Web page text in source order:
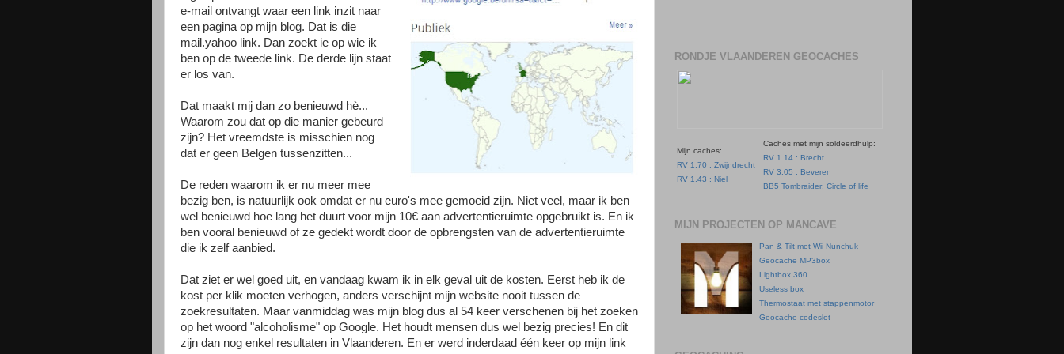
e-mail ontvangt waar een link inzit naar
een pagina op mijn blog. Dat is die
mail.yahoo link. Dan zoekt ie op wie ik
ben op de tweede link. De derde lijn staat
er los van.
Dat maakt mij dan zo benieuwd hè...
Waarom zou dat op die manier gebeurd
zijn? Het vreemdste is misschien nog
dat er geen Belgen tussenzitten...
De reden waarom ik er nu meer mee
bezig ben, is natuurlijk ook omdat er nu euro's mee gemoeid zijn. Niet veel, maar ik ben
wel benieuwd hoe lang het duurt voor mijn 10€ aan advertentieruimte opgebruikt is. En ik
ben vooral benieuwd of ze gedekt wordt door de opbrengsten van de advertentieruimte
die ik zelf aanbied.
Dat ziet er wel goed uit, en vandaag kwam ik in elk geval uit de kosten. Eerst heb ik de
kost per klik moeten verhogen, anders verschijnt mijn website nooit tussen de
zoekresultaten. Maar vanmiddag was mijn blog dus al 54 keer verschenen bij het zoeken
op het woord "alcoholisme" op Google. Het houdt mensen dus wel bezig precies! En dit
zijn dan nog enkel resultaten in Vlaanderen. En er werd inderdaad één keer op mijn link
RONDJE VLAANDEREN GEOCACHES
Mijn caches:
RV 1.70 : Zwijndrecht
RV 1.43 : Niel
Caches met mijn soldeerdhulp:
RV 1.14 : Brecht
RV 3.05 : Beveren
BB5 Tombraider: Circle of life
MIJN PROJECTEN OP MANCAVE
Pan & Tilt met Wii Nunchuk
Geocache MP3box
Lightbox 360
Useless box
Thermostaat met stappenmotor
Geocache codeslot